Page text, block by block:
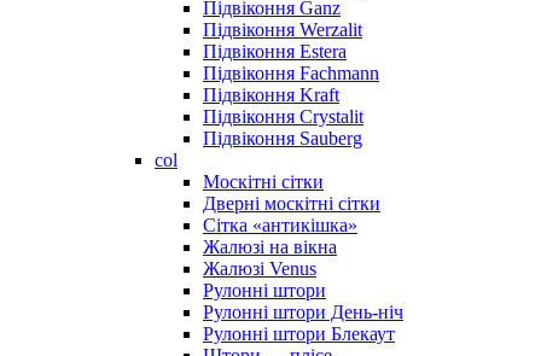
Підвіконня Ganz
Підвіконня Werzalit
Підвіконня Estera
Підвіконня Fachmann
Підвіконня Kraft
Підвіконня Crystalit
Підвіконня Sauberg
col
Москітні сітки
Дверні москітні сітки
Сітка «антикішка»
Жалюзі на вікна
Жалюзі Venus
Рулонні штори
Рулонні штори День-ніч
Рулонні штори Блекаут